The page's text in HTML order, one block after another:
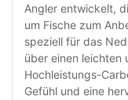
Angler entwickelt,
um Fische zum
speziell für das
über einen leichten
Hochleistungs-
Gefühl und eine